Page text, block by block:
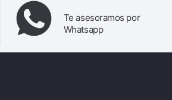
Te asesoramos por
Whatsapp